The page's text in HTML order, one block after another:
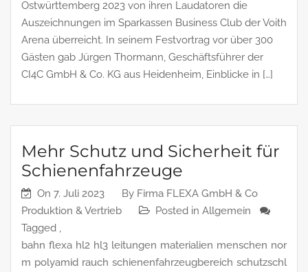
Ostwürttemberg 2023 von ihren Laudatoren die
Auszeichnungen im Sparkassen Business Club der Voith
Arena überreicht. In seinem Festvortrag vor über 300
Gästen gab Jürgen Thormann, Geschäftsführer der
CI4C GmbH & Co. KG aus Heidenheim, Einblicke in […]
Mehr Schutz und Sicherheit für
Schienenfahrzeuge
On 7. Juli 2023 By Firma FLEXA GmbH & Co
Produktion & Vertrieb
Posted in Allgemein
Tagged ,
bahn flexa hl2 hl3 leitungen materialien menschen nor
m polyamid rauch schienenfahrzeugbereich schutzschl